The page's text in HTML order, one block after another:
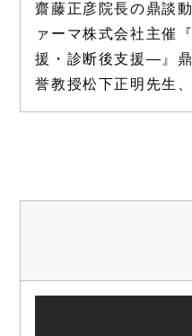
齋藤正彦院長の鼎談
ァーマ株式会社主
援・診断後支援―』
誉教授松下正明先生